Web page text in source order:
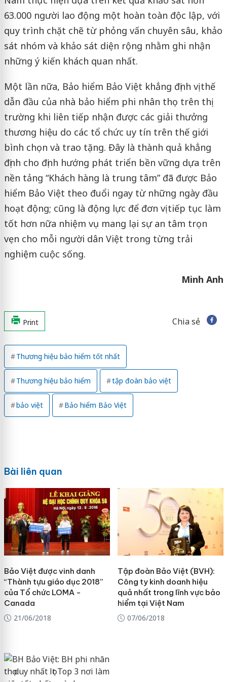
63.000 người lao động một hoàn toàn độc lập, với
quy trình chặt chẽ từ phỏng vấn chuyên sâu, khảo
sát nhóm và khảo sát diện rộng nhằm ghi nhận
những ý kiến khách quan nhất.
Một lần nữa, Bảo hiểm Bảo Việt khẳng định vị thế
dẫn đầu của nhà bảo hiểm phi nhân thọ trên thị
trường khi liên tiếp nhận được các giải thưởng
thương hiệu do các tổ chức uy tín trên thế giới
bình chọn và trao tặng. Đây là thành quả khẳng
định cho định hướng phát triển bền vững dựa trên
nền tảng “Khách hàng là trung tâm” đã được Bảo
hiểm Bảo Việt theo đuổi ngay từ những ngày đầu
hoạt động; cũng là động lực để đơn vị tiếp tục làm
tốt hơn nữa nhiệm vụ mang lại sự an tâm trọn
vẹn cho mỗi người dân Việt trong từng trải
nghiệm cuộc sống.
Minh Anh
Print Chia sẻ
Thương hiệu bảo hiểm tốt nhất
Thương hiệu bảo hiểm tập đoàn bảo việt
bảo việt Bảo hiểm Bảo Việt
Bài liên quan
Bảo Việt được vinh danh
“Thành tựu giáo dục 2018”
của Tổ chức LOMA -
Canada
21/06/2018
Tập đoàn Bảo Việt (BVH):
Công ty kinh doanh hiệu
quả nhất trong lĩnh vực bảo
hiểm tại Việt Nam
07/06/2018